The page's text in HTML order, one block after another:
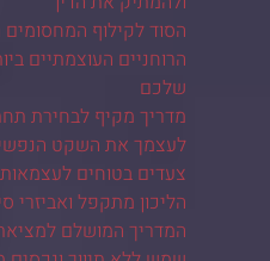
הסוד לקילוף
הרוחניים העוצמתיים
שלכם
מדריך מקיף לבחירת
לעצמך את השקט הנפשי,
צעדים בטוחים
הליכון מתקפל ואביזרי
המדריך המושלם